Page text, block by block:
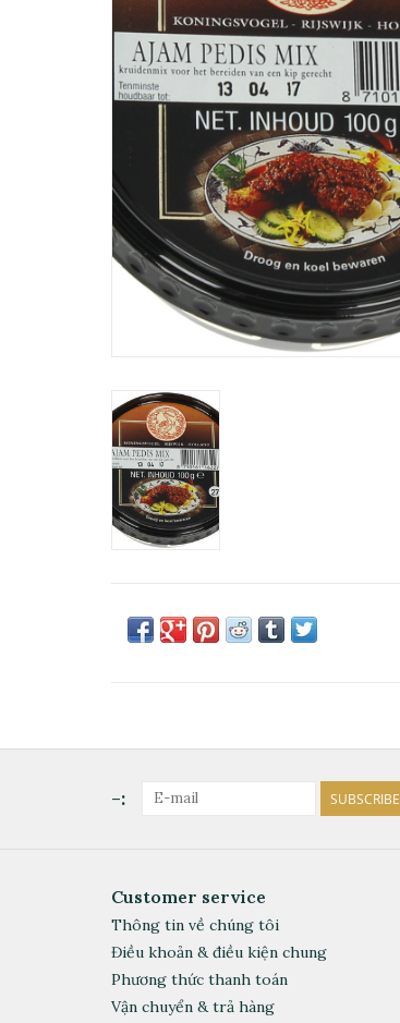
-: SUBSCRIBE
Customer service
Thông tin về chúng tôi
Điều khoản & điều kiện chung
Phương thức thanh toán
Vận chuyển & trả hàng